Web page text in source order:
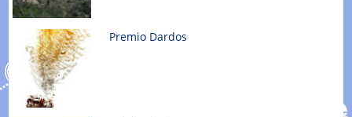
Premio Dardos